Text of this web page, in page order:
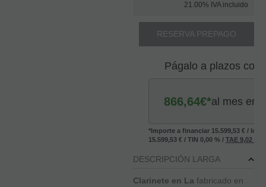
21.00% IVA incluido
RESERVA PREPAGO
Págalo a plazos con
866,64€*al mes en
*Importe a financiar 15.599,53 € /
15.599,53 € / TIN 0,00 % / TAE 9,02 %
DESCRIPCIÓN LARGA
Clarinete en La fabricado en